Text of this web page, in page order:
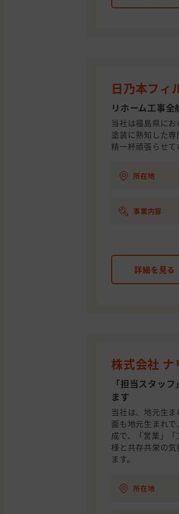
日乃本フィ
リホーム工事
当社は福島県に
塗装に熟知した
精一杯頑張らせ
所在地
事業内容
詳細を見る
株式会社 ナ
「担当スタッ
ます
当社は、地元生
面も地元生まれ
成で、「営業」
様と共存共栄の
ます。
所在地